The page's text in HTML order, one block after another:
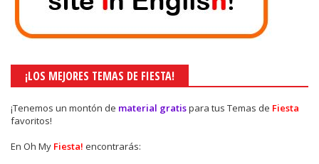
¡LOS MEJORES TEMAS DE FIESTA!
¡Tenemos un montón de material gratispara tus Temas de Fiesta
favoritos!
En Oh My Fiesta! encontrarás: